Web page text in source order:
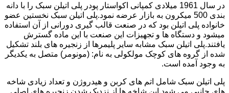
در سال 1961 میلادی کمپانی اکواستار پودر پلی اتیلن سبک را با دانه
بندی 500 میکرون به بازار عرضه نمود.پلی اتیلن سبک نخستین عضو
خانواده پلی اتیلن بود که در صنعت قالب گیری دورانی از آن استفاده
میشود و دستگاه ها و تجهیزات این صنعت با این ماده گسترش
یافتند.پلی اتیلن سبک مشابه سایر پلیمرها از زنجیره های بلند تشکیل
شده از گروه های کوچک مولکولی به نام: (مونومر) متصل به یکدیگر
به وجود آمده است.
پلی اتیلن سبک شامل اتم های کربن و هیدروژن و تعداد زیادی شاخه
های جانبی می شود.این شاخه ها از نزدیک شدن زنجیره های اصلی